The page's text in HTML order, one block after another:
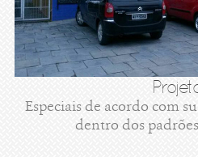
Especiais de acordo com
dentro dos